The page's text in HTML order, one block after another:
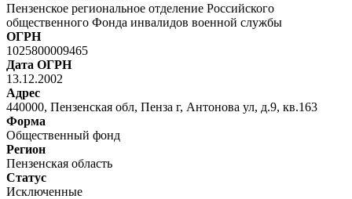
Пензенское региональное отделение Российского
общественного Фонда инвалидов военной службы
ОГРН
1025800009465
Дата ОГРН
13.12.2002
Адрес
440000, Пензенская обл, Пенза г, Антонова ул, д.9, кв.163
Форма
Общественный фонд
Регион
Пензенская область
Статус
Исключенные